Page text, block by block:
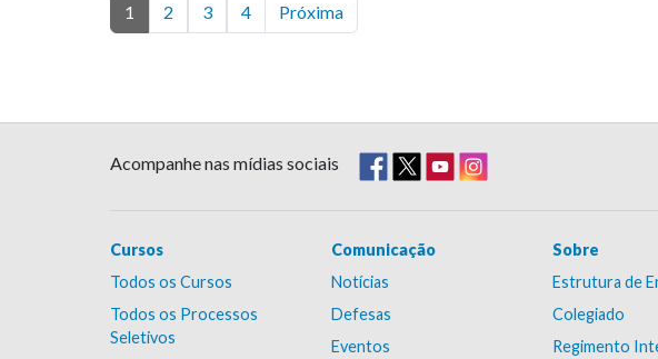
1 2 3 4 Próxima
Acompanhe nas mídias sociais
Cursos
Todos os Cursos
Todos os Processos
Seletivos
Comunicação
Notícias
Defesas
Eventos
Sobre
Estrutura de
Colegiado
Regimento